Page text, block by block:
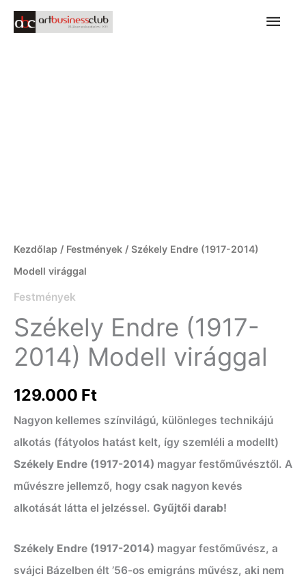
Ugrás
Kezdőlap / Festmények / Székely Endre (1917-2014)
Modell virággal
Festmények
Székely Endre (1917-
2014) Modell virággal
129.000 Ft
Nagyon kellemes színvilágú, különleges technikájú
alkotás (fátyolos hatást kelt, így szemléli a modellt)
Székely Endre (1917-2014) magyar festőművésztől. A
művészre jellemző, hogy csak nagyon kevés
alkotását látta el jelzéssel. Gyűjtői darab!
Székely Endre (1917-2014) magyar festőművész, a
svájci Bázelben élt ’56-os emigráns művész, aki nem